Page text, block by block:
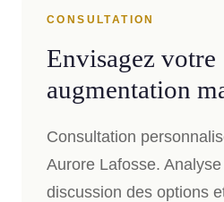
CONSULTATION
Envisagez votre
augmentation
Consultation
Aurore Lafosse.
discussion des options